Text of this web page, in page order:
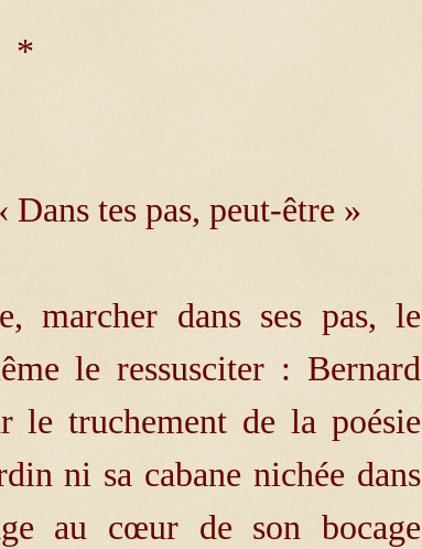
*
tes pas, peut-être »
dans ses pas, le
le ressusciter : Bernard
truchement de la poésie
ni sa cabane nichée dans
au cœur de son bocage